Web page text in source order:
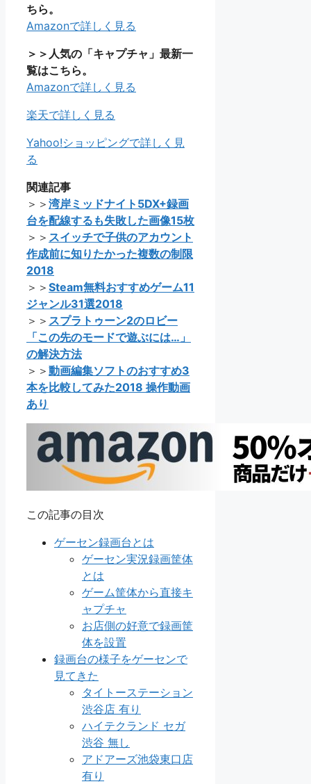
ちら。
Amazonで詳しく見る
＞＞人気の「キャプチャ」最新一
覧はこちら。
Amazonで詳しく見る
楽天で詳しく見る
Yahoo!ショッピングで詳しく見
る
関連記事
＞＞ 湾岸ミッドナイト5DX+録画
台を配線するも失敗した画像15枚
＞＞ スイッチで子供のアカウント
作成前に知りたかった複数の制限
2018
＞＞ Steam無料おすすめゲーム11
ジャンル31選2018
＞＞ スプラトゥーン2のロビー
「この先のモードで遊ぶには…」
の解決方法
＞＞ 動画編集ソフトのおすすめ3
本を比較してみた2018 操作動画
あり
この記事の目次
ゲーセン録画台とは
ゲーセン実況録画筐体
とは
ゲーム筐体から直接キ
ャプチャ
お店側の好意で録画筐
体を設置
録画台の様子をゲーセンで
見てきた
タイトーステーション
渋谷店 有り
ハイテクランド セガ
渋谷 無し
アドアーズ池袋東口店
有り